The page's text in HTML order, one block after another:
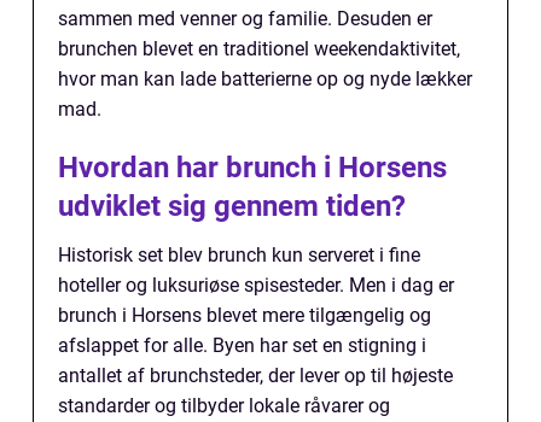
sammen med venner og familie. Desuden er
brunchen blevet en traditionel weekendaktivitet,
hvor man kan lade batterierne op og nyde lækker
mad.
Hvordan har brunch i Horsens
udviklet sig gennem tiden?
Historisk set blev brunch kun serveret i fine
hoteller og luksuriøse spisesteder. Men i dag er
brunch i Horsens blevet mere tilgængelig og
afslappet for alle. Byen har set en stigning i
antallet af brunchsteder, der lever op til højeste
standarder og tilbyder lokale råvarer og